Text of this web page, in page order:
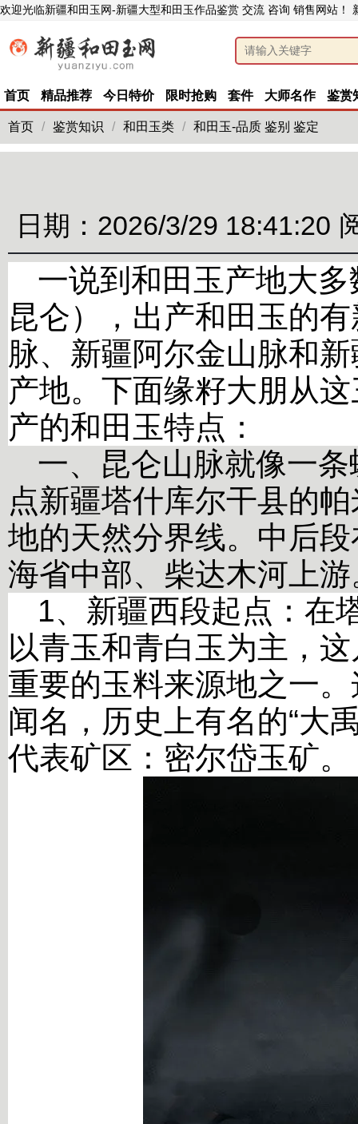
欢迎光临新疆和田玉网-新疆大型和田玉作品鉴赏 交流 咨询 销售网站！
首页 精品推荐 今日特价 限时抢购 套件 大师名作 鉴赏
首页 / 鉴赏知识 / 和田玉类 / 和田玉-品质 鉴别 鉴定
日期：2026/3/29 18:41:20
一说到和田玉产地大
昆仑），出产和田玉的
脉、新疆阿尔金山脉和
产地。下面缘籽大朋从
产的和田玉特点：
一、 昆仑山脉就像一
点新疆塔什库尔干县的
地的天然分界线。中后
海省中部、柴达木河上游
1、新疆西段起点：在
以青玉和青白玉为主，
重要的玉料来源地之一
闻名，历史上有名的“大
代表矿区：密尔岱玉矿。